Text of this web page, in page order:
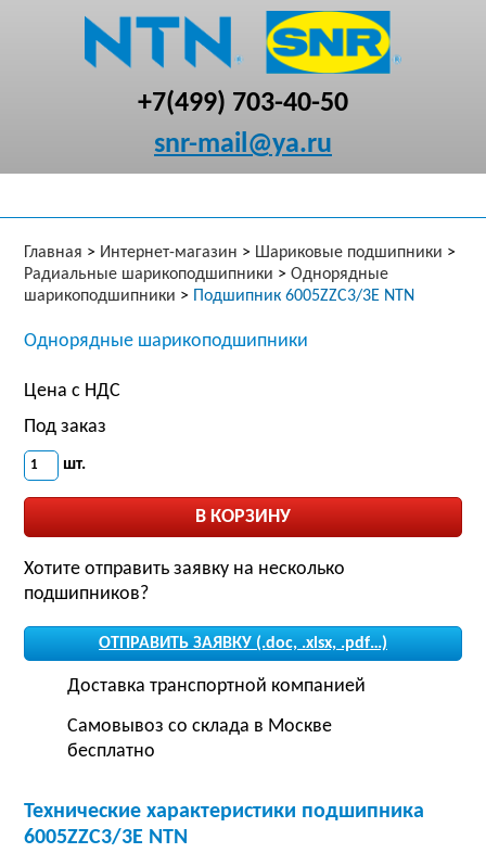
+7(499) 703-40-50
snr-mail@ya.ru
Главная > Интернет-магазин > Шариковые подшипники >
Радиальные шарикоподшипники > Однорядные
шарикоподшипники > Подшипник 6005ZZC3/3E NTN
Однорядные шарикоподшипники
Цена с НДС
Под заказ
шт.
Хотите отправить заявку на несколько
подшипников?
ОТПРАВИТЬ ЗАЯВКУ (.doc, .xlsx, .pdf…)
Доставка транспортной компанией
Самовывоз со склада в Москве
бесплатно
Технические характеристики подшипника
6005ZZC3/3E NTN